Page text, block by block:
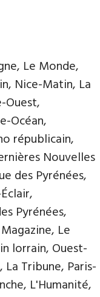
Le Monde,
Nice-Matin, La
Ouest,
Océan,
républicain,
Nouvelles
des Pyrénées,
Pyrénées,
Le
lorrain, Ouest-
La Tribune, Paris-
L'Humanité,